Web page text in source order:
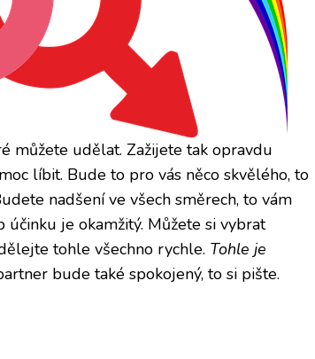
můžete udělat. Zažijete tak opravdu
líbit. Bude to pro vás něco skvělého, to
nadšení ve všech směrech, to vám
je okamžitý. Můžete si vybrat
tohle všechno rychle. Tohle je
bude také spokojený, to si pište.